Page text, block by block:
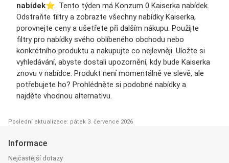
nabídek⭐️. Tento týden má Konzum 0 Kaiserka nabídek.
Odstraňte filtry a zobrazte všechny nabídky Kaiserka,
porovnejte ceny a ušetřete při dalším nákupu. Použijte
filtry pro nabídky svého oblíbeného obchodu nebo
konkrétního produktu a nakupujte co nejlevněji. Uložte si
vyhledávání, abyste dostali upozornění, kdy bude Kaiserka
znovu v nabídce. Produkt není momentálně ve slevě, ale
potřebujete ho? Prohlédněte si podobné nabídky a
najděte vhodnou alternativu.
Poslední aktualizace: pátek 3. července 2026
Informace
Nejčastější dotazy